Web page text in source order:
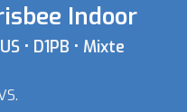
Indoor
• D1PB • Mixte